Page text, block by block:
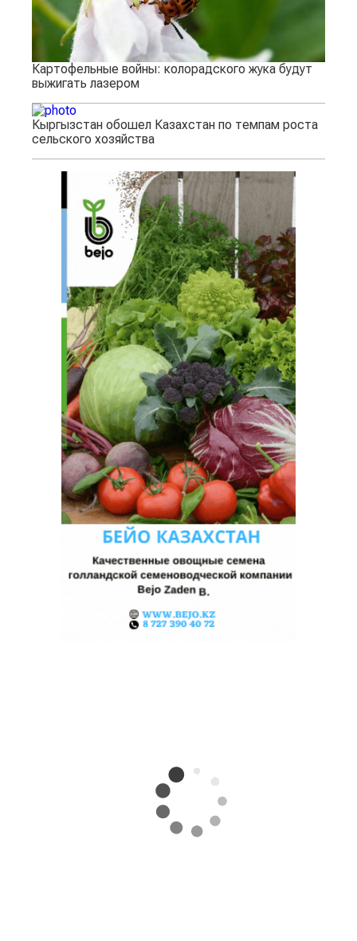
Картофельные войны: колорадского жука будут
выжигать лазером
Кыргызстан обошел Казахстан по темпам роста
сельского хозяйства